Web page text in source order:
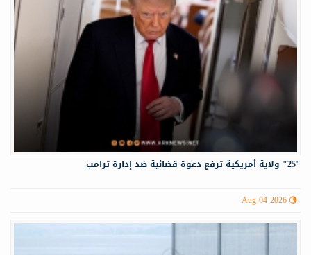
"25" ولاية أمريكية ترفع دعوة قضائية ضد إدارة ترامب
Aug 04 2026